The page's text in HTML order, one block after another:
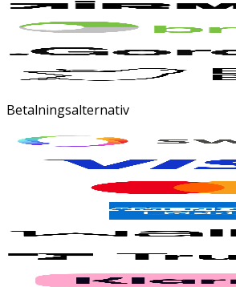
Betalningsalternativ